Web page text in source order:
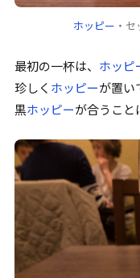
ホッピー ・
最初の一杯は、 ホッピ
珍しく ホッピーが置い
黒ホッピーが合うこと